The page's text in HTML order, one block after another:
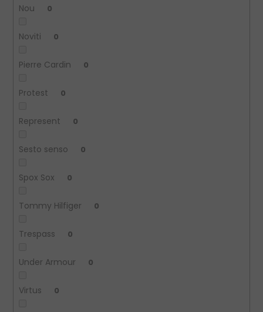
Nou 0
Noviti 0
Pierre Cardin 0
Protest 0
Represent 0
Sesto senso 0
Spox Sox 0
Tommy Hilfiger 0
Trespass 0
Under Armour 0
Virtus 0